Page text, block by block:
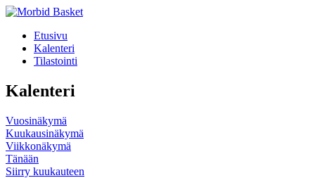
Etusivu
Kalenteri
Tilastointi
Kalenteri
Vuosinäkymä
Kuukausinäkymä
Viikkonäkymä
Tänään
Siirry kuukauteen